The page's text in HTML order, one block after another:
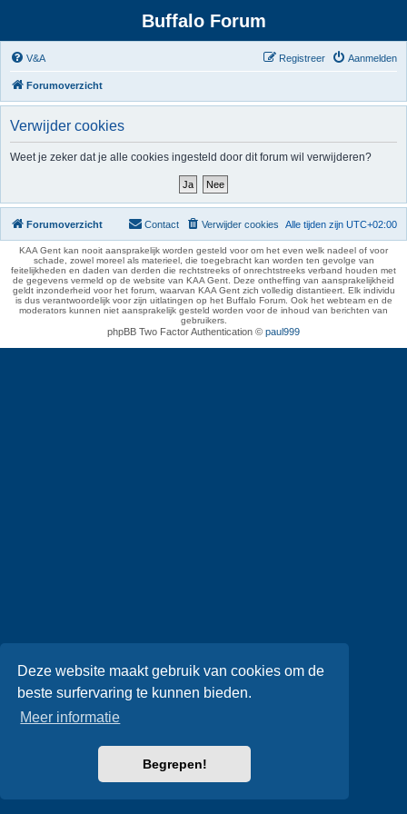
Deze website maakt gebruik van cookies om de
beste surfervaring te kunnen bieden.
Meer informatie
Begrepen!
Buffalo Forum
V&A Aanmelden
Registreer
Forumoverzicht
Verwijder cookies
Weet je zeker dat je alle cookies ingesteld door dit forum wil verwijderen?
Forumoverzicht Alle tijden zijn UTC+02:00
Verwijder cookies
Contact
KAA Gent kan nooit aansprakelijk worden gesteld voor om het even welk nadeel of voor
schade, zowel moreel als materieel, die toegebracht kan worden ten gevolge van
feitelijkheden en daden van derden die rechtstreeks of onrechtstreeks verband houden met
de gegevens vermeld op de website van KAA Gent. Deze ontheffing van aansprakelijkheid
geldt inzonderheid voor het forum, waarvan KAA Gent zich volledig distantieert. Elk individu
is dus verantwoordelijk voor zijn uitlatingen op het Buffalo Forum. Ook het webteam en de
moderators kunnen niet aansprakelijk gesteld worden voor de inhoud van berichten van
gebruikers.
phpBB Two Factor Authentication © paul999